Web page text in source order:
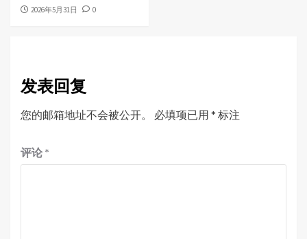
2026年5月31日 0
发表回复
您的邮箱地址不会被公开。 必填项已用 * 标注
评论 *